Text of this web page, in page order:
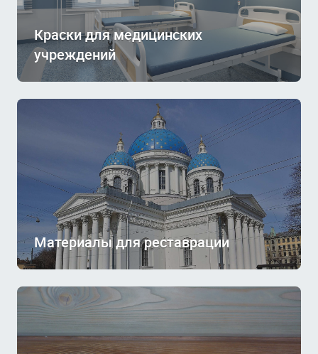
Краски для медицинских
учреждений
Материалы для реставрации